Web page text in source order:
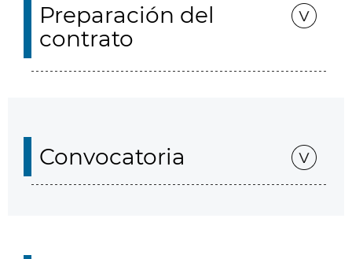
Preparación del
contrato
Convocatoria